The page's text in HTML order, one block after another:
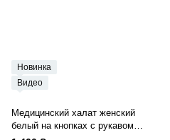
Новинка
Видео
Медицинский халат женский
белый на кнопках с рукавом